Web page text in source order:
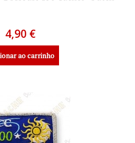
4,90 €
ao carrinho